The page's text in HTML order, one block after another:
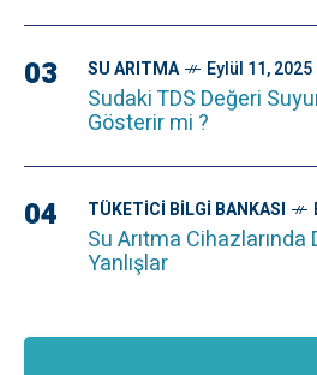
03 SU ARITMA Eylül 11, 2025
Sudaki TDS Değeri
Gösterir mi ?
04 TÜKETICI BILGI BANKASI
Su Arıtma Cihazlarında
Yanlışlar